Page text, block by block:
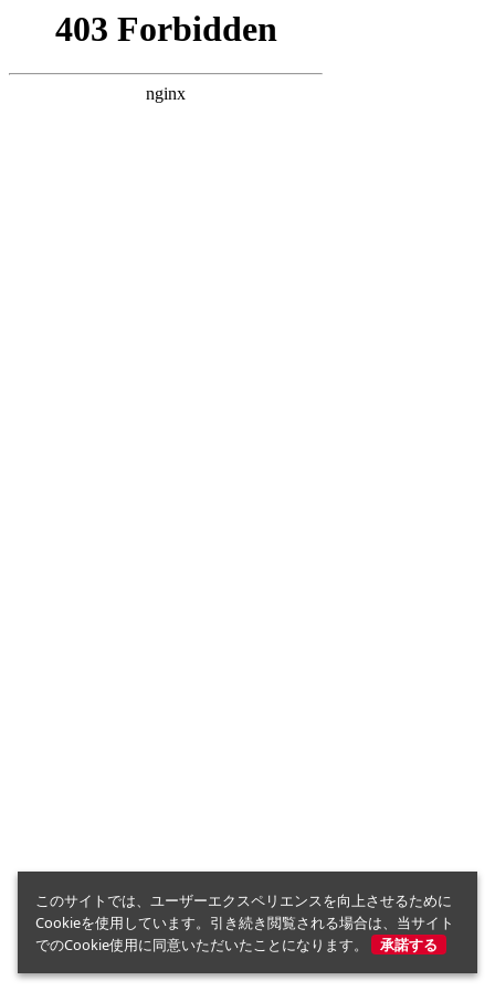
このサイトでは、ユーザーエクスペリエンスを向上させるために
Cookieを使用しています。引き続き閲覧される場合は、当サイト
でのCookie使用に同意いただいたことになります。
承諾する